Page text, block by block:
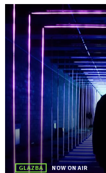
GLAZBA NOW ON AIR